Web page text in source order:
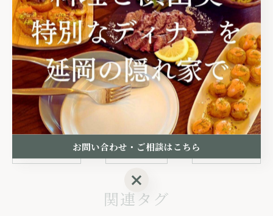
延岡でデートを彩る料理の数々
--------------------------------------------------------------------
--
ディナー ランチ 記念日 デート
一覧に戻る
関連タグ
お問い合わせ・ご相談はこちら
お問い合わせ・ご相談はこちら